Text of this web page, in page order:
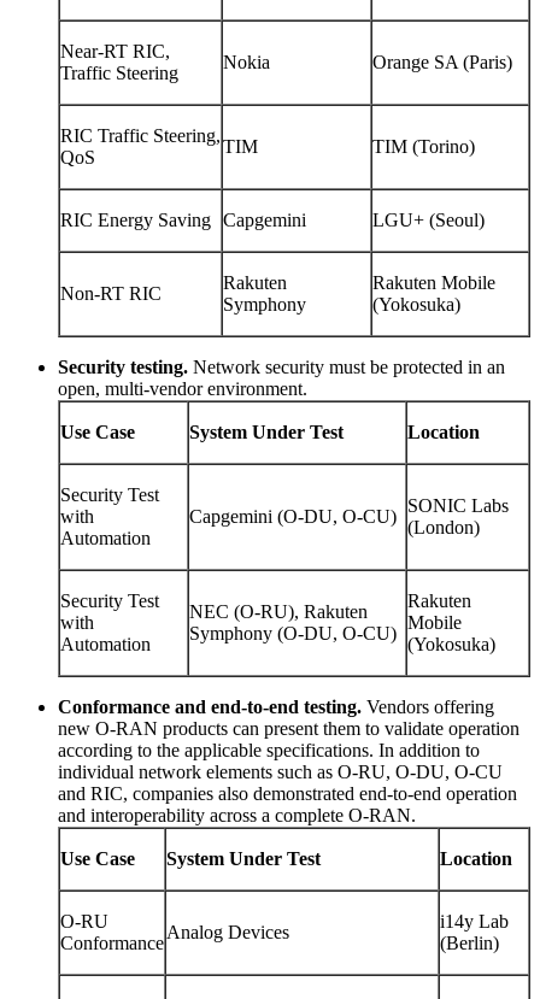
Near-RT RIC,
Traffic Steering
Nokia Orange SA (Paris)
RIC Traffic Steering,
QoS
TIM TIM (Torino)
RIC Energy Saving Capgemini LGU+ (Seoul)
Non-RT RIC
Rakuten
Symphony
Rakuten Mobile
(Yokosuka)
Security testing. Network security must be protected in an
open, multi-vendor environment.
Use Case System Under Test Location
Security Test
with
Automation
Capgemini (O-DU, O-CU)
SONIC Labs
(London)
Security Test
with
Automation
NEC (O-RU), Rakuten
Symphony (O-DU, O-CU)
Rakuten
Mobile
(Yokosuka)
Conformance and end-to-end testing. Vendors offering
new O-RAN products can present them to validate operation
according to the applicable specifications. In addition to
individual network elements such as O-RU, O-DU, O-CU
and RIC, companies also demonstrated end-to-end operation
and interoperability across a complete O-RAN.
Use Case System Under Test Location
O-RU
Conformance
Analog Devices
i14y Lab
(Berlin)